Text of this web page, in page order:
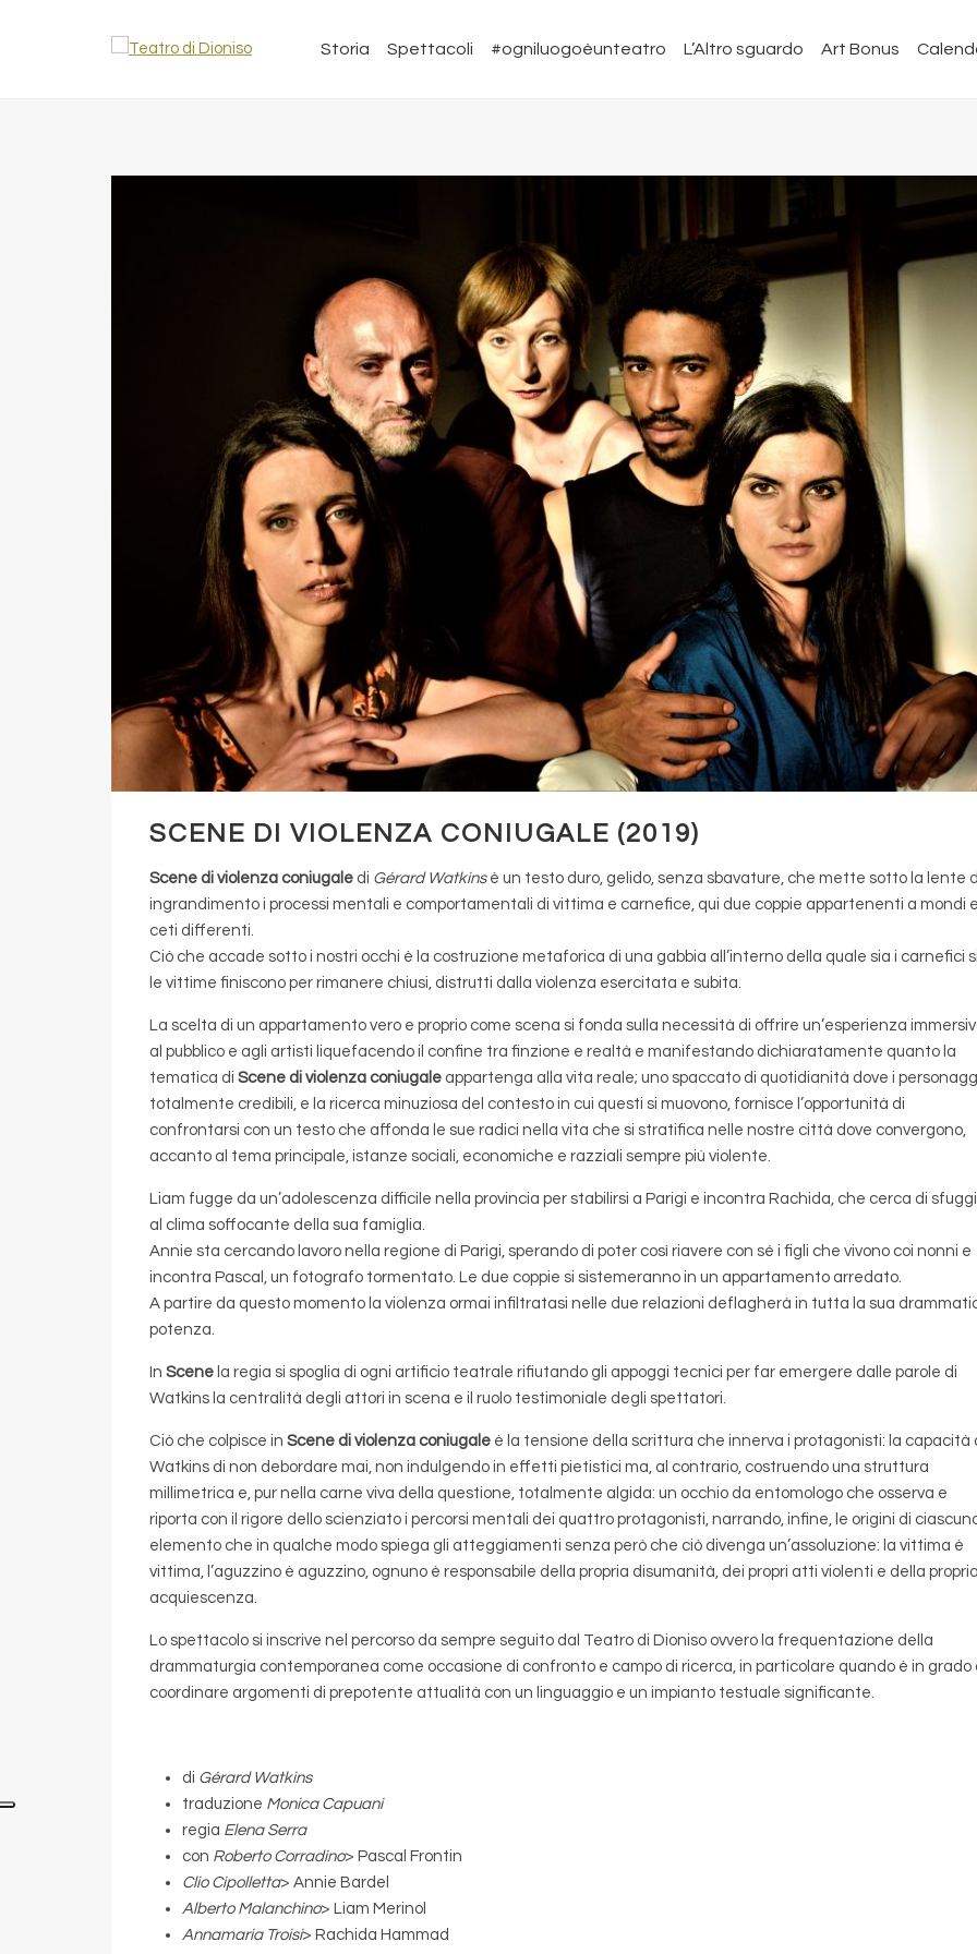
Storia Spettacoli #ogniluogoèunteatro L’Altro sguardo Art Bonus
SCENE DI VIOLENZA CONIUGALE (2019)
Scene di violenza coniugale di Gérard Watkinsè un testo duro, gelido, senza sbavature, che mette sotto la lente
ingrandimento i processi mentali e comportamentali di vittima e carnefice, qui due coppie appartenenti a mondi e
ceti differenti.
Ciò che accade sotto i nostri occhi è la costruzione metaforica di una gabbia all’interno della quale sia i carnefici
le vittime finiscono per rimanere chiusi, distrutti dalla violenza esercitata e subita.
La scelta di un appartamento vero e proprio come scena si fonda sulla necessità di offrire un’esperienza
al pubblico e agli artisti liquefacendo il confine tra finzione e realtà e manifestando dichiaratamente quanto la
tematica di Scene di violenza coniugale appartenga alla vita reale; uno spaccato di quotidianità dove i
totalmente credibili, e la ricerca minuziosa del contesto in cui questi si muovono, fornisce l’opportunità di
confrontarsi con un testo che affonda le sue radici nella vita che si stratifica nelle nostre città dove convergono,
accanto al tema principale, istanze sociali, economiche e razziali sempre più violente.
Liam fugge da un’adolescenza difficile nella provincia per stabilirsi a Parigi e incontra Rachida, che cerca di
al clima soffocante della sua famiglia.
Annie sta cercando lavoro nella regione di Parigi, sperando di poter così riavere con sé i figli che vivono coi nonni e
incontra Pascal, un fotografo tormentato. Le due coppie si sistemeranno in un appartamento arredato.
A partire da questo momento la violenza ormai infiltratasi nelle due relazioni deflagherà in tutta la sua
potenza.
In Scene la regia si spoglia di ogni artificio teatrale rifiutando gli appoggi tecnici per far emergere dalle parole di
Watkins la centralità degli attori in scena e il ruolo testimoniale degli spettatori.
Ciò che colpisce in Scene di violenza coniugale è la tensione della scrittura che innerva i protagonisti: la capacità
Watkins di non debordare mai, non indulgendo in effetti pietistici ma, al contrario, costruendo una struttura
millimetrica e, pur nella carne viva della questione, totalmente algida: un occhio da entomologo che osserva e
riporta con il rigore dello scienziato i percorsi mentali dei quattro protagonisti, narrando, infine, le origini di
elemento che in qualche modo spiega gli atteggiamenti senza però che ciò divenga un’assoluzione: la vittima è
vittima, l’aguzzino è aguzzino, ognuno è responsabile della propria disumanità, dei propri atti violenti e della propria
acquiescenza.
Lo spettacolo si inscrive nel percorso da sempre seguito dal Teatro di Dioniso ovvero la frequentazione della
drammaturgia contemporanea come occasione di confronto e campo di ricerca, in particolare quando è in grado
coordinare argomenti di prepotente attualità con un linguaggio e un impianto testuale significante.
di Gérard Watkins
traduzione Monica Capuani
regia Elena Serra
con Roberto Corradino> Pascal Frontin
Clio Cipolletta> Annie Bardel
Alberto Malanchino> Liam Merinol
Annamaria Troisi> Rachida Hammad